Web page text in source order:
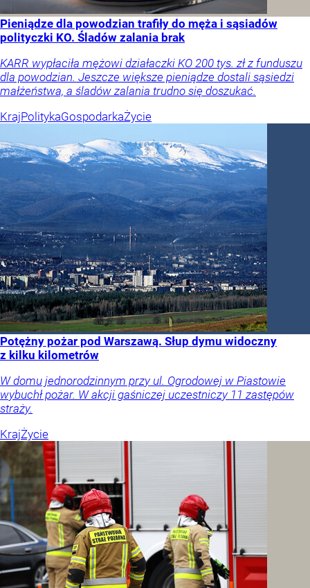
Pieniądze dla powodzian trafiły do męża i sąsiadów
polityczki KO. Śladów zalania brak
KARR wypłaciła mężowi działaczki KO 200 tys. zł z funduszu
dla powodzian. Jeszcze większe pieniądze dostali sąsiedzi
małżeństwa, a śladów zalania trudno się doszukać.
KrajPolitykaGospodarkaŻycie
Potężny pożar pod Warszawą. Słup dymu widoczny
z kilku kilometrów
W domu jednorodzinnym przy ul. Ogrodowej w Piastowie
wybuchł pożar. W akcji gaśniczej uczestniczy 11 zastępów
straży.
KrajŻycie